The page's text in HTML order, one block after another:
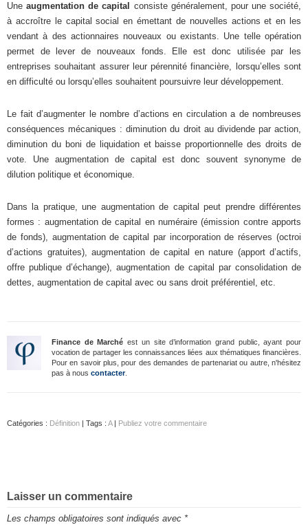
Uneaugmentation de capital consiste généralement, pour une société,
à accroître le capital social en émettant de nouvelles actions et en les
vendant à des actionnaires nouveaux ou existants. Une telle opération
permet de lever de nouveaux fonds. Elle est donc utilisée par les
entreprises souhaitant assurer leur pérennité financière, lorsqu’elles sont
en difficulté ou lorsqu’elles souhaitent poursuivre leur développement.
Le fait d’augmenter le nombre d’actions en circulation a de nombreuses
conséquences mécaniques : diminution du droit au dividende par action,
diminution du boni de liquidation et baisse proportionnelle des droits de
vote. Une augmentation de capital est donc souvent synonyme de
dilution politique et économique.
Dans la pratique, une augmentation de capital peut prendre différentes
formes : augmentation de capital en numéraire (émission contre apports
de fonds), augmentation de capital par incorporation de réserves (octroi
d’actions gratuites), augmentation de capital en nature (apport d’actifs,
offre publique d’échange), augmentation de capital par consolidation de
dettes, augmentation de capital avec ou sans droit préférentiel, etc.
Finance de Marché est un site d’information grand public, ayant pour
vocation de partager les connaissances liées aux thématiques financières.
Pour en savoir plus, pour des demandes de partenariat ou autre, n'hésitez
pas à nous contacter.
Catégories : Définition | Tags : A| Publiez votre commentaire
Laisser un commentaire
Les champs obligatoires sont indiqués avec *